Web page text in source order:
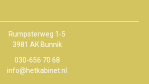
Rumpsterweg 1-5
3981 AK Bunnik
030-656 70 68
info@hetkabinet.nl